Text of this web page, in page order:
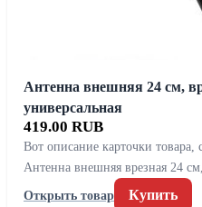
Антенна внешняя 24 см,
универсальная
419.00 RUB
Вот описание карточки товара,
Антенна внешняя врезная 24
Открыть товар
Купить